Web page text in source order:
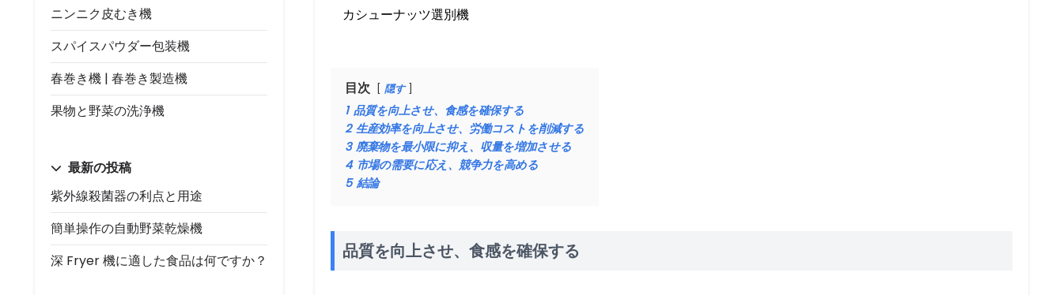
ニンニク皮むき機
スパイスパウダー包装機
春巻き機 | 春巻き製造機
果物と野菜の洗浄機
最新の投稿
紫外線殺菌器の利点と用途
簡単操作の自動野菜乾燥機
深 Fryer 機に適した食品は何ですか？
カシューナッツ選別機
目次 隠す
1 品質を向上させ、食感を確保する
2 生産効率を向上させ、労働コストを削減する
3 廃棄物を最小限に抑え、収量を増加させる
4 市場の需要に応え、競争力を高める
5 結論
品質を向上させ、食感を確保する